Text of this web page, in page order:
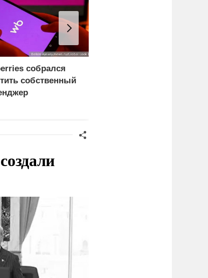
собрался
собственный